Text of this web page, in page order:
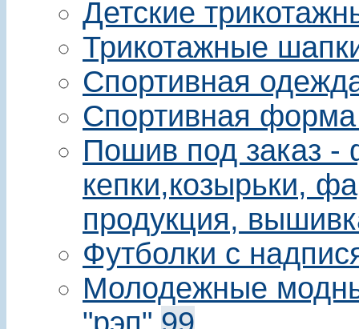
Детские
Трикотажные
Спортивная
Спортивная
Пошив под заказ -
кепки,козырьки,
продукция,
Футболки с
Молодежные